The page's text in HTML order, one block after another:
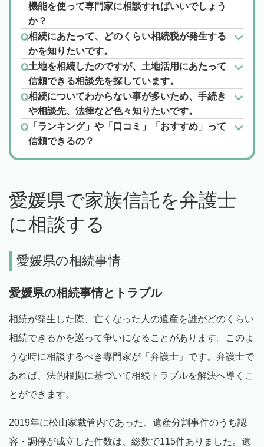
機能を使って専門家に相談すればいいでしょう
か？
相続にあたって、どのくらい相続税が発生する
かを知りたいです。
土地を相続したのですが、土地活用にあたって
信頼できる相談先を探しています。
相続についてわからない事が多いため、手続き
や相談先、法律など色々知りたいです。
「ランキング」や「口コミ」「おすすめ」って
信頼できるの？
愛媛県で家族信託を弁護士
に相談する
愛媛県の相続事情
愛媛県の相続事情とトラブル
相続が発生した際、亡くなった人の遺産を誰がどのくらい
相続できるかを巡って争いになることがあります。このよ
うな時に相談するべき専門家が「弁護士」です。弁護士で
あれば、法的根拠に基づいて相続トラブルを解決へ導くこ
とができます。
2019年に松山家裁管内であった、遺産分割事件のうち認
容・調停が成立した件数は、総数で115件ありました。遺